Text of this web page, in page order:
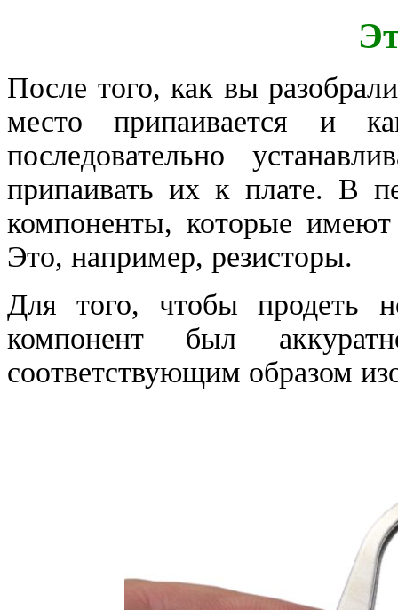
После того, как вы
место припаивается и
последовательно
припаивать их к плате. В
компоненты, которые
Это, например, резисторы.
Для того, чтобы продеть
компонент был
соответствующим образом